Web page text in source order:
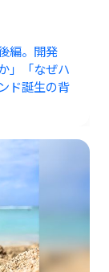
編。開発
」「なぜハ
ド誕生の背